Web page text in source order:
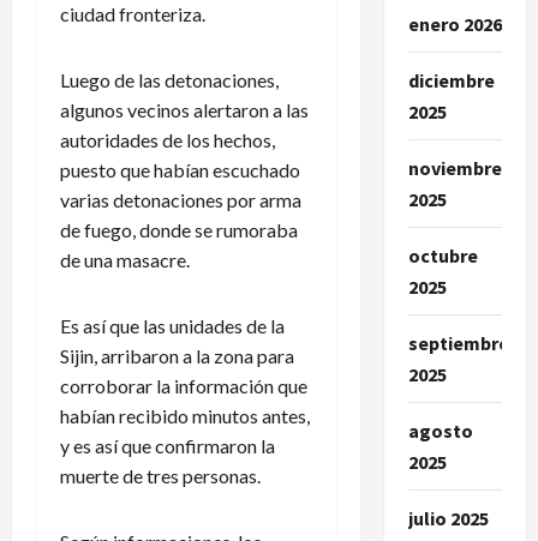
ciudad fronteriza.
Luego de las detonaciones,
algunos vecinos alertaron a las
autoridades de los hechos,
puesto que habían escuchado
varias detonaciones por arma
de fuego, donde se rumoraba
de una masacre.
Es así que las unidades de la
Sijin, arribaron a la zona para
corroborar la información que
habían recibido minutos antes,
y es así que confirmaron la
muerte de tres personas.
enero 2026
diciembre
2025
noviembre
2025
octubre
2025
septiembre
2025
agosto
2025
julio 2025